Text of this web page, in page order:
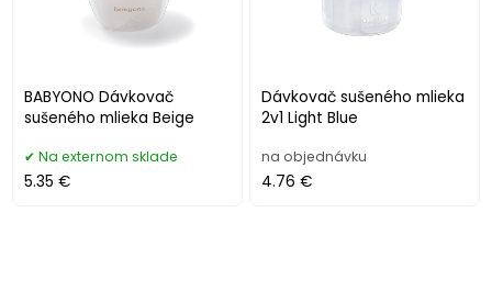
BABYONO Dávkovač
sušeného mlieka Beige
Na externom sklade
5.35 €
Dávkovač sušeného mlieka
2v1 Light Blue
na objednávku
4.76 €